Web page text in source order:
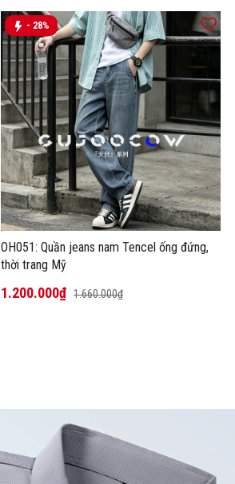
- 28%
OH051: Quần jeans nam Tencel ống đứng,
thời trang Mỹ
1.200.000₫ 1.660.000₫